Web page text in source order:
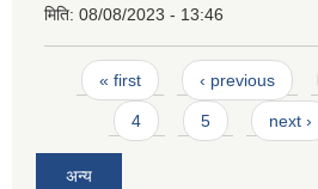
मिति: 08/08/2023 - 13:46
Pages
« first ‹ previous
4 5 next ›
अन्य